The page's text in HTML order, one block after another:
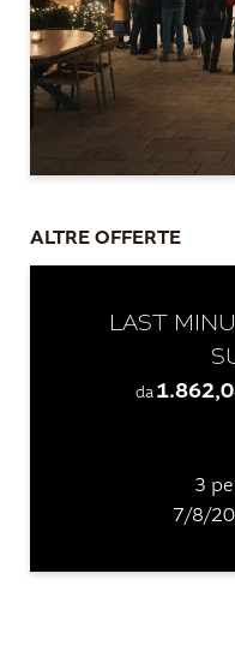
ALTRE OFFERTE
LAST
da
3
7/8/